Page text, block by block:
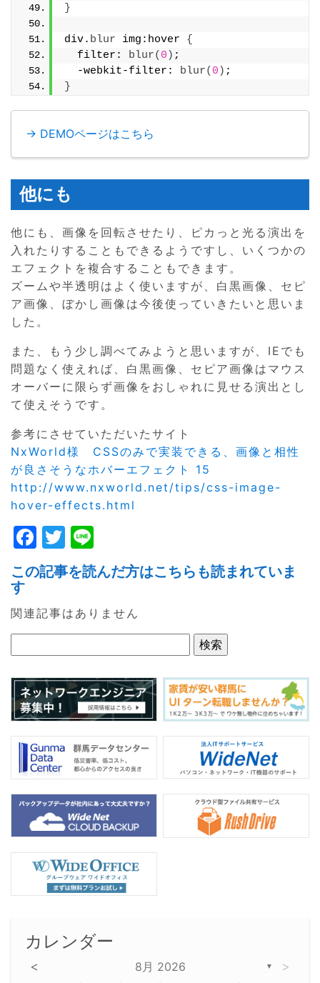
}
div. blur img:hover {
  filter:
blur( 0 ) ;
  -webkit-filter:
blur( 0 ) ;
}
→ DEMOページはこちら
他にも
他にも、画像を回転させたり、ピカっと光る演出を
入れたりすることもできるようですし、いくつかの
エフェクトを複合することもできます。
ズームや半透明はよく使いますが、白黒画像、セピ
ア画像、ぼかし画像は今後使っていきたいと思いま
した。
また、もう少し調べてみようと思いますが、IEでも
問題なく使えれば、白黒画像、セピア画像はマウス
オーバーに限らず画像をおしゃれに見せる演出とし
て使えそうです。
参考にさせていただいたサイト
NxWorld様 CSSのみで実装できる、画像と相性
が良さそうなホバーエフェクト 15
http://www.nxworld.net/tips/css-image-
hover-effects.html
F
a
c
e
b
o
o
k
T
w
itt
er
n
e
この記事を読んだ方はこちらも読まれていま
す
関連記事はありません
カレンダー
< 8月 2026 ▼ >